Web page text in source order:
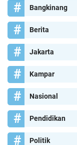
Bangkinang
Berita
Jakarta
Kampar
Nasional
Pendidikan
Politik